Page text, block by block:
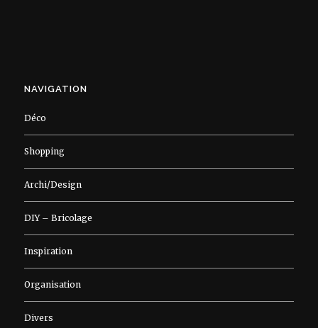
NAVIGATION
Déco
Shopping
Archi/Design
DIY – Bricolage
Inspiration
Organisation
Divers